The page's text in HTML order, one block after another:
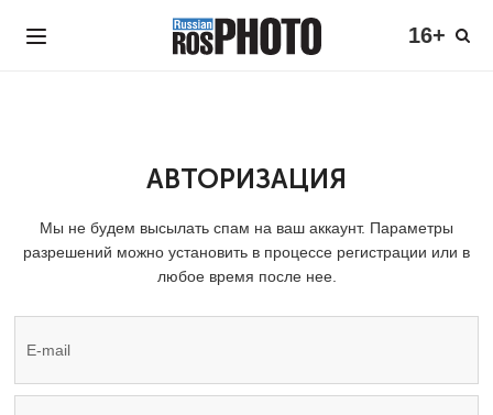
16+
АВТОРИЗАЦИЯ
Мы не будем высылать спам на ваш аккаунт. Параметры
разрешений можно установить в процессе регистрации или в
любое время после нее.